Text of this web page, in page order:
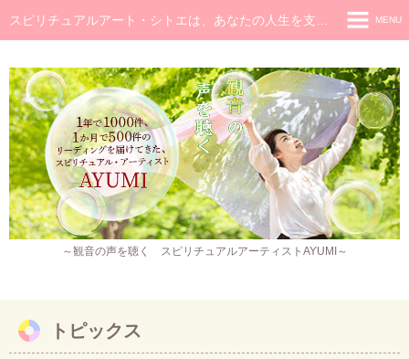
～観音の声を聴く スピリチュアルアーティストAYUMI～
MENU
◆ごあいさつ
スピリチュアル・メッセージ
チャネラー養成講座
スピリチュアル開花レッスン
レイキヒーラー養成コース・レイキアチューメント
作品販売
トピックス